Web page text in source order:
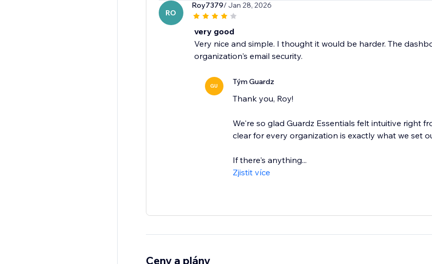
RO
Roy7379/ Jan 28, 2026
very good
Very nice and simple. I thought it would be harder. The
organization's email security.
GU Tým Guardz
Thank you, Roy!
We're so glad Guardz Essentials felt intuitive right
clear for every organization is exactly what we set
If there's anything...
Zjistit více
Ceny a plány